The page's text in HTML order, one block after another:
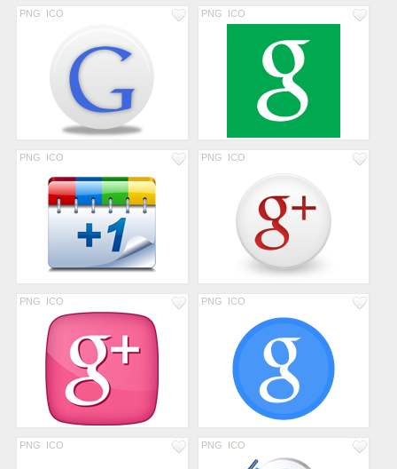
PNG ICO PNG ICO
PNG ICO PNG ICO
PNG ICO PNG ICO
PNG ICO PNG ICO